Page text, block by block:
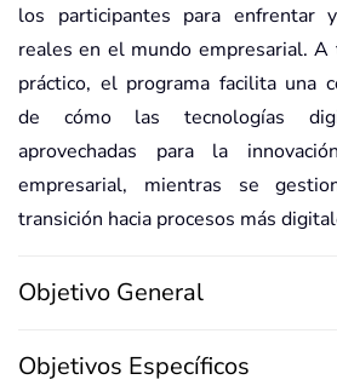
los participantes para enfrentar
reales en el mundo empresarial. A
práctico, el programa facilita una
de cómo las tecnologías
aprovechadas para la
empresarial, mientras se
transición hacia procesos más
Objetivo General
Objetivos Específicos